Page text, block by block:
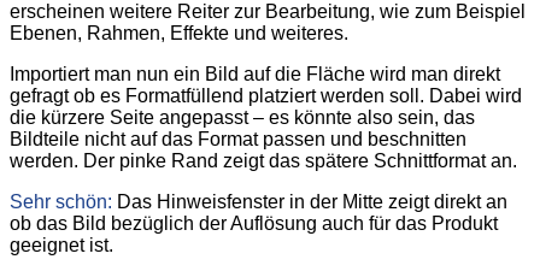
erscheinen weitere Reiter zur Bearbeitung, wie zum Beispiel
Ebenen, Rahmen, Effekte und weiteres.
Importiert man nun ein Bild auf die Fläche wird man direkt
gefragt ob es Formatfüllend platziert werden soll. Dabei wird
die kürzere Seite angepasst – es könnte also sein, das
Bildteile nicht auf das Format passen und beschnitten
werden. Der pinke Rand zeigt das spätere Schnittformat an.
Sehr schön: Das Hinweisfenster in der Mitte zeigt direkt an
ob das Bild bezüglich der Auflösung auch für das Produkt
geeignet ist.